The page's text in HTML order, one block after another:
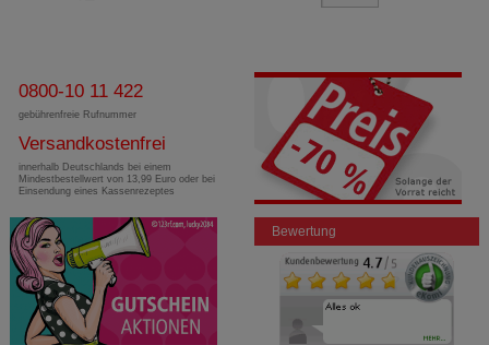
0800-10 11 422
gebührenfreie Rufnummer
Versandkostenfrei
innerhalb Deutschlands bei einem
Mindestbestellwert von 13,99 Euro oder bei
Einsendung eines Kassenrezeptes
Bewertung